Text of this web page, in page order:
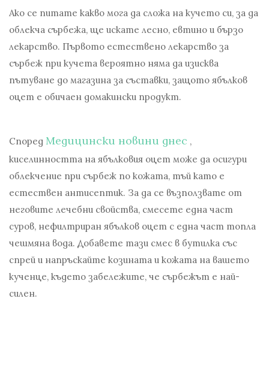
Ако се питате какво мога да сложа на кучето си, за да
облекча сърбежа, ще искате лесно, евтино и бързо
лекарство. Първото естествено лекарство за
сърбеж при кучета вероятно няма да изисква
пътуване до магазина за съставки, защото ябълков
оцет е обичаен домакински продукт.
Според Медицински новини днес ,
киселинността на ябълковия оцет може да осигури
облекчение при сърбеж по кожата, тъй като е
естествен антисептик. За да се възползвате от
неговите лечебни свойства, смесете една част
суров, нефилтриран ябълков оцет с една част топла
чешмяна вода. Добавете тази смес в бутилка със
спрей и напръскайте козината и кожата на вашето
кученце, където забележите, че сърбежът е най-
силен.